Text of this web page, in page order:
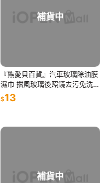
補貨中
『熊愛貝百貨』汽車玻璃除油膜
濕巾 擋風玻璃後照鏡去污免洗紙
巾
$13
補貨中